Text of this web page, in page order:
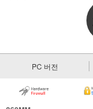
PC 버전